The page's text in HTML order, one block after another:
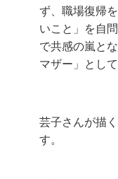
ず、職場復帰
いこと」を自
で共感の嵐と
マザー」とし
芸子さんが描
す。